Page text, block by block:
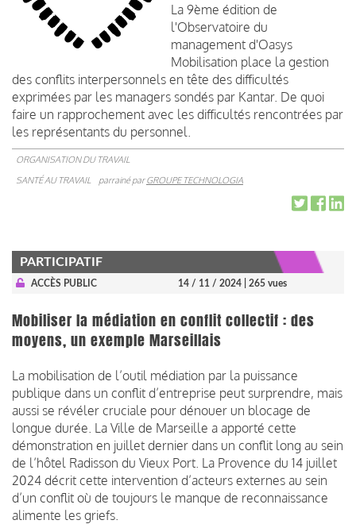
La 9ème édition de
l'Observatoire du
management d'Oasys
Mobilisation place la gestion
des conflits interpersonnels en tête des difficultés
exprimées par les managers sondés par Kantar. De quoi
faire un rapprochement avec les difficultés rencontrées par
les représentants du personnel.
ORGANISATION DU TRAVAIL
SANTÉ AU TRAVAIL
parrainé parGROUPE TECHNOLOGIA
PARTICIPATIF
ACCÈS PUBLIC 14 / 11 / 2024 | 265 vues
Mobiliser la médiation en conflit collectif : des
moyens, un exemple Marseillais
La mobilisation de l’outil médiation par la puissance
publique dans un conflit d’entreprise peut surprendre, mais
aussi se révéler cruciale pour dénouer un blocage de
longue durée. La Ville de Marseille a apporté cette
démonstration en juillet dernier dans un conflit long au sein
de l’hôtel Radisson du Vieux Port. La Provence du 14 juillet
2024 décrit cette intervention d’acteurs externes au sein
d’un conflit où de toujours le manque de reconnaissance
alimente les griefs.